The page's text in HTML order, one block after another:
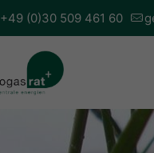
+49 (0)30 509 461 60